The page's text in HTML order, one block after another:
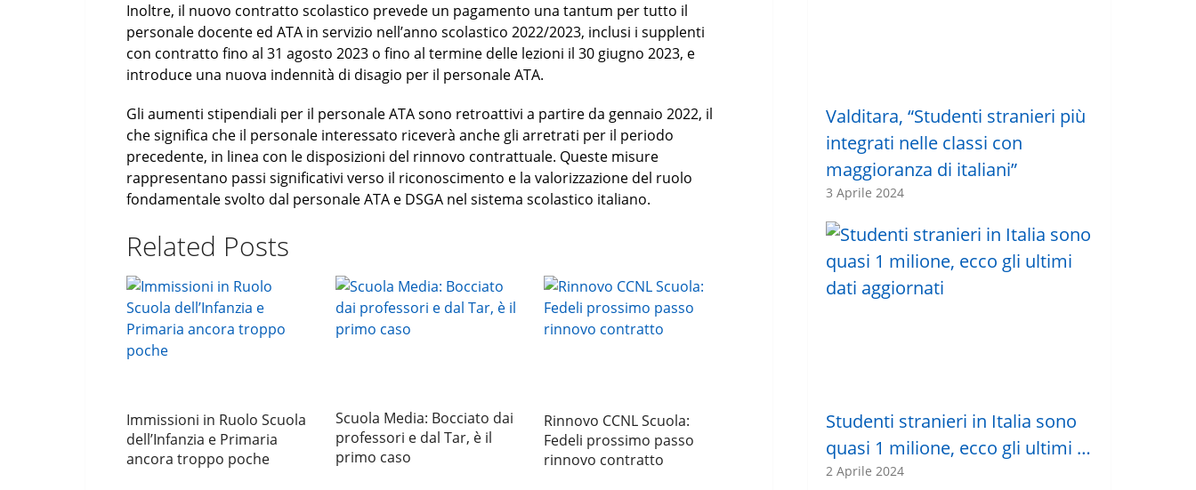
Inoltre, il nuovo contratto scolastico prevede un pagamento una tantum per tutto il
personale docente ed ATA in servizio nell’anno scolastico 2022/2023, inclusi i supplenti
con contratto fino al 31 agosto 2023 o fino al termine delle lezioni il 30 giugno 2023, e
introduce una nuova indennità di disagio per il personale ATA.
Gli aumenti stipendiali per il personale ATA sono retroattivi a partire da gennaio 2022, il
che significa che il personale interessato riceverà anche gli arretrati per il periodo
precedente, in linea con le disposizioni del rinnovo contrattuale. Queste misure
rappresentano passi significativi verso il riconoscimento e la valorizzazione del ruolo
fondamentale svolto dal personale ATA e DSGA nel sistema scolastico italiano.
Related Posts
Immissioni in Ruolo Scuola
dell’Infanzia e Primaria
ancora troppo poche
Scuola Media: Bocciato dai
professori e dal Tar, è il
primo caso
Rinnovo CCNL Scuola:
Fedeli prossimo passo
rinnovo contratto
Valditara, “Studenti stranieri più
integrati nelle classi con
maggioranza di italiani”
3 Aprile 2024
Studenti stranieri in Italia sono
quasi 1 milione, ecco gli ultimi …
2 Aprile 2024